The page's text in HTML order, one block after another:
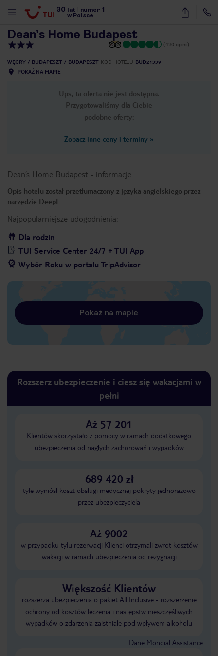
30 lat numer 1
w Polsce
13
Dean’s Home Budapest
(430 opinii)
WĘGRY BUDAPESZT BUDAPESZT KOD HOTELU BUD21339
POKAŻ NA MAPIE
Ups, ta oferta nie jest dostępna.
Przygotowaliśmy dla Ciebie
podobne oferty:
Zobacz inne ceny i terminy »
Dean’s Home Budapest - informacje
Opis hotelu został przetłumaczony z języka angielskiego przez
narzędzie DeepL
Najpopularniejsze udogodnienia:
Dla rodzin
TUI Service Center 24/7 + TUI App
Wybór Roku w portalu TripAdvisor
Pokaż na mapie
Rozszerz ubezpieczenie i ciesz się wakacjami w
pełni
Aż 57 201
Klientów skorzystało z pomocy w ramach dodatkowego
ubezpieczenia od nagłych zachorowań i wypadków
689 420 zł
tyle wyniósł koszt obsługi medycznej pokryty jednorazowo
przez ubezpieczyciela
Aż 9002
w przypadku tylu rezerwacji Klienci otrzymali zwrot kosztów
wakacji w ramach ubezpieczenia od rezygnacji
Większość Klientów
rozszerza ubezpieczenia o pakiet All Inclusive - rozszerzenie
ochrony od kosztów leczenia i następstw nieszczęśliwych
wypadków o zdarzenia zaistniałe pod wpływem alkoholu
Dane Mondial Assistance